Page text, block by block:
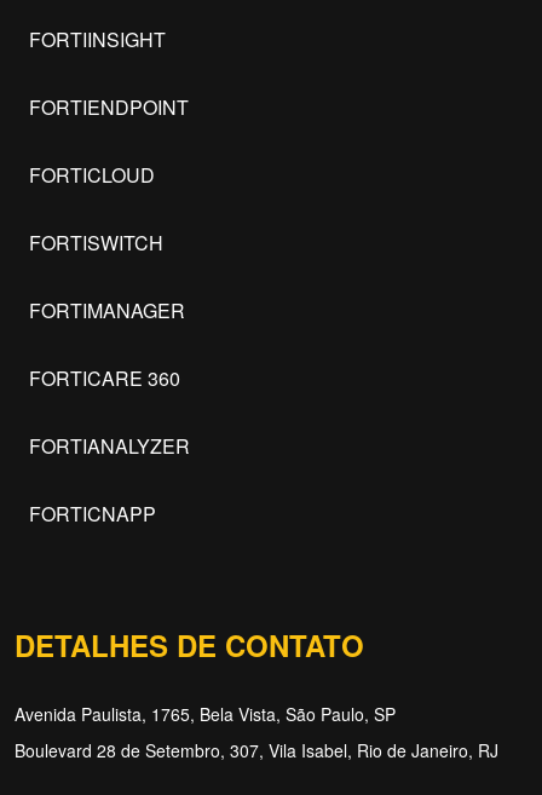
FORTIINSIGHT
FORTIENDPOINT
FORTICLOUD
FORTISWITCH
FORTIMANAGER
FORTICARE 360
FORTIANALYZER
FORTICNAPP
DETALHES DE CONTATO
Avenida Paulista, 1765, Bela Vista, São Paulo, SP
Boulevard 28 de Setembro, 307, Vila Isabel, Rio de Janeiro, RJ